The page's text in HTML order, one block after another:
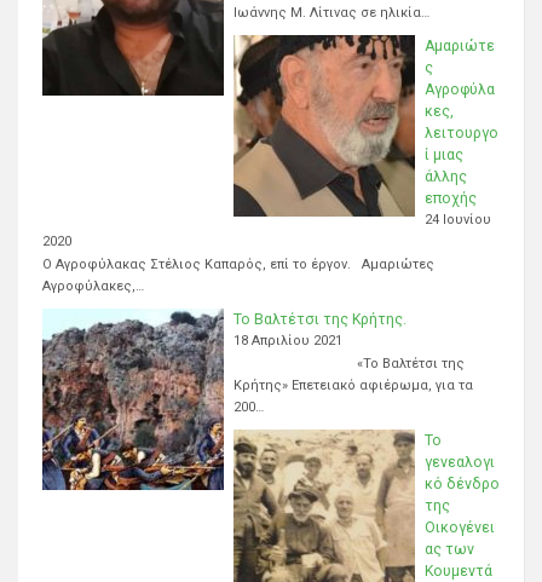
Ιωάννης Μ. Λίτινας σε ηλικία…
Αμαριώτε
ς
Αγροφύλα
κες,
λειτουργο
ί μιας
άλλης
εποχής
24 Ιουνίου
2020
Ο Αγροφύλακας Στέλιος Καπαρός, επί το έργον. Αμαριώτες
Αγροφύλακες,…
Το Βαλτέτσι της Κρήτης.
18 Απριλίου 2021
«Το Βαλτέτσι της
Κρήτης» Επετειακό αφιέρωμα, για τα
200…
Το
γενεαλογι
κό δένδρο
της
Οικογένει
ας των
Κουμεντά